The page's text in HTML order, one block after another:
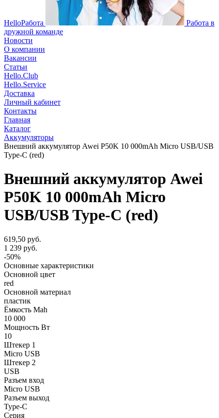
HelloРабота
Работа в
дружной команде
Новости
О компании
Вакансии
Статьи
Hello.Club
Hello.Service
Доставка
Личный кабинет
Контакты
Главная
Каталог
Аккумуляторы
Внешний аккумулятор Awei P50K 10 000mAh Micro USB/USB
Type-C (red)
Внешний аккумулятор Awei
P50K 10 000mAh Micro
USB/USB Type-C (red)
619,50 руб.
1 239 руб.
-50%
Основные характеристики
Основной цвет
red
Основной материал
пластик
Ёмкость Mah
10 000
Мощность Вт
10
Штекер 1
Micro USB
Штекер 2
USB
Разъем вход
Micro USB
Разъем выход
Type-C
Серия